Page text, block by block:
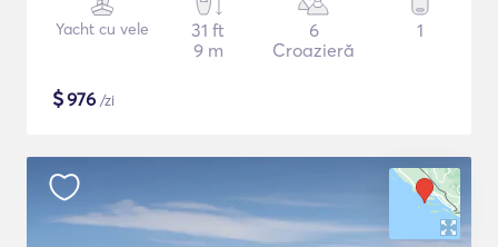
Yacht cu vele
31 ft
9 m
6
Croazieră
1
$976 /zi